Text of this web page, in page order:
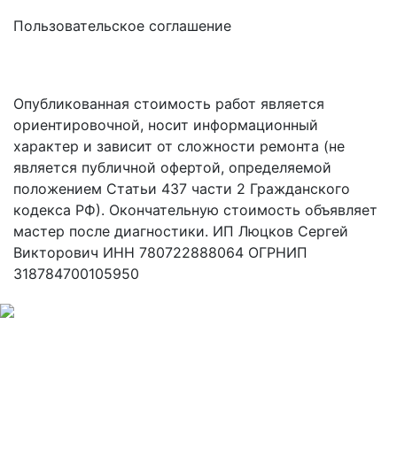
Пользовательское соглашение
Опубликованная стоимость работ является
ориентировочной, носит информационный
характер и зависит от сложности ремонта (не
является публичной офертой, определяемой
положением Статьи 437 части 2 Гражданского
кодекса РФ). Окончательную стоимость объявляет
мастер после диагностики. ИП Люцков Сергей
Викторович ИНН 780722888064 ОГРНИП
318784700105950